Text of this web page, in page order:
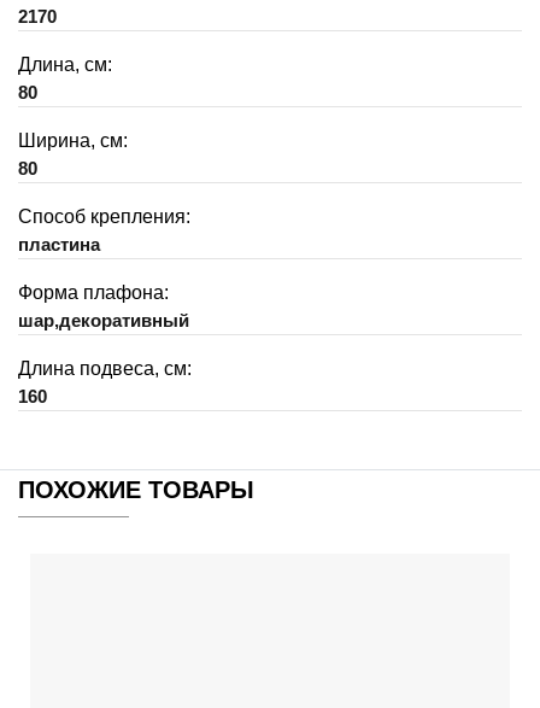
2170
Длина, см:
80
Ширина, см:
80
Способ крепления:
пластина
Форма плафона:
шар,декоративный
Длина подвеса, см:
160
ПОХОЖИЕ ТОВАРЫ